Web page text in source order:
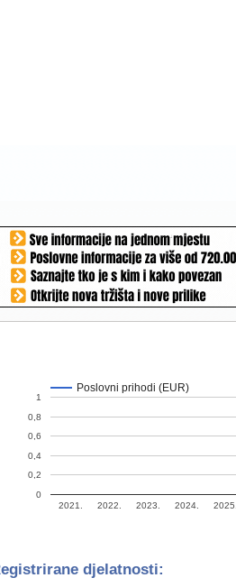
Poslovni prihodi (EUR)
2021. 2022. 2023. 2024. 2025.
0
0,2
0,4
0,6
0,8
1
djelatnosti: